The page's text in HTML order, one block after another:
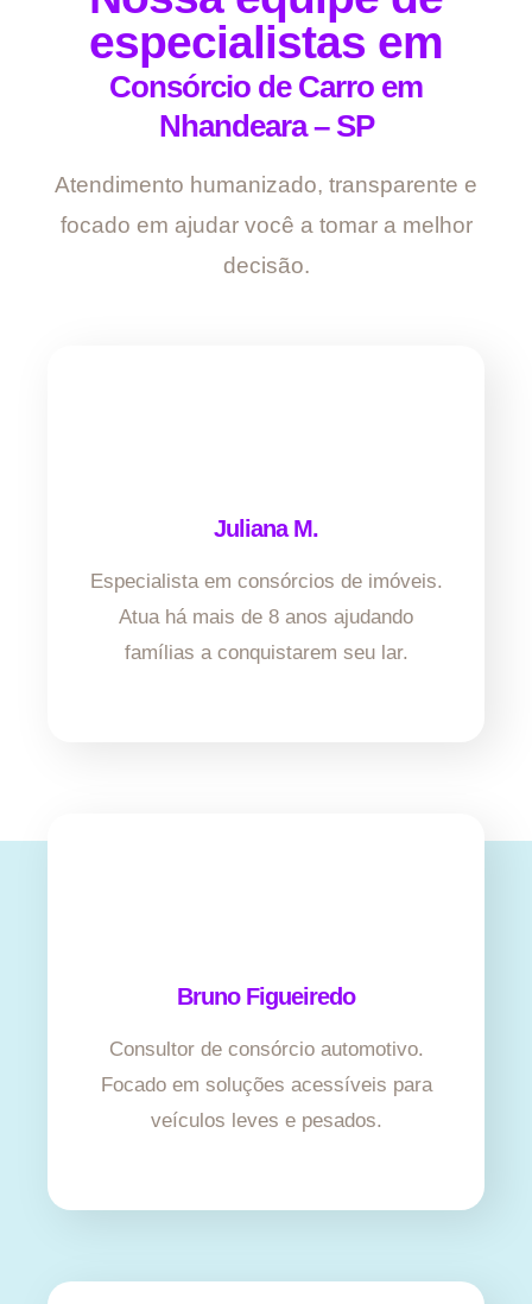
especialistas em
Consórcio de Carro em
Nhandeara – SP
Atendimento humanizado, transparente e
focado em ajudar você a tomar a melhor
decisão.
Juliana M.
Especialista em consórcios de imóveis.
Atua há mais de 8 anos ajudando
famílias a conquistarem seu lar.
Bruno Figueiredo
Consultor de consórcio automotivo.
Focado em soluções acessíveis para
veículos leves e pesados.